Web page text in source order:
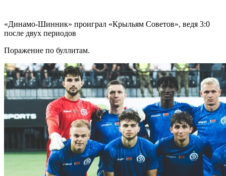
«Динамо-Шинник» проиграл «Крыльям Советов», ведя 3:0
после двух периодов
Поражение по буллитам.